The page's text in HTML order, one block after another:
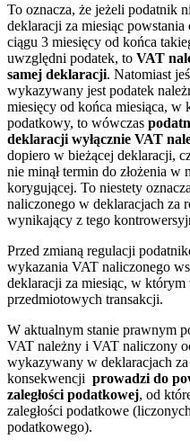
To oznacza, że jeżeli podatnik
deklaracji za miesiąc
ciągu 3 miesięcy od końca
uwzględni podatek, to VAT
samej deklaracji. Natomiast
wykazywany jest podatek
miesięcy od końca miesiąca, w
podatkowy, to wówczas
deklaracji wyłącznie VAT
dopiero w bieżącej deklaracji,
nie minął termin do złożenia w
korygującej. To niestety
naliczonego w deklaracjach za
wynikający z tego
Przed zmianą regulacji
wykazania VAT naliczonego
deklaracji za miesiąc, w którym
przedmiotowych transakcji.
W aktualnym stanie prawnym
VAT należny i VAT naliczony
wykazywany w deklaracjach
konsekwencji prowadzi do
zaległości podatkowej, od
zaległości podatkowe
podatkowego).